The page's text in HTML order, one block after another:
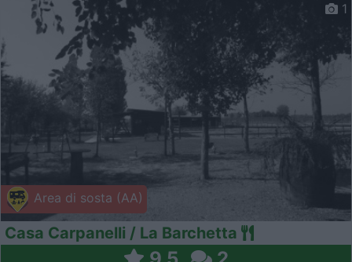
Area di sosta (AA)
1
Casa Carpanelli / La Barchetta